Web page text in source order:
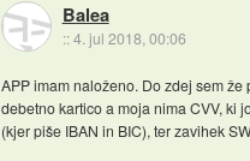
Balea
::4. jul 2018, 00:06
APP imam naloženo. Do zdej sem
debetno kartico a moja nima CVV, ki
(kjer piše IBAN in BIC), ter zavihek